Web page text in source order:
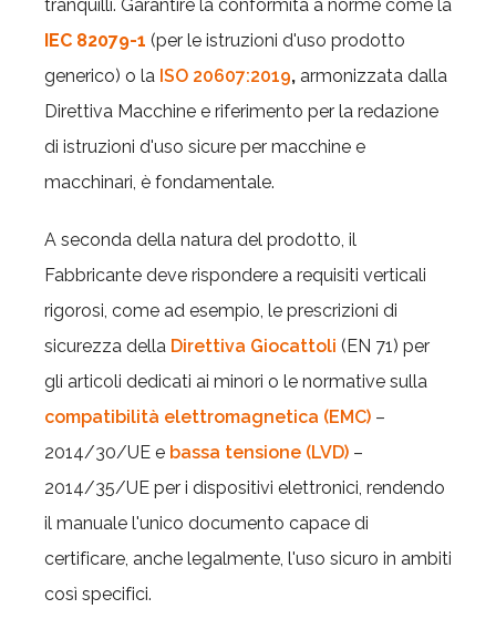
tranquilli. Garantire la conformità a norme come la
IEC 82079-1 (per le istruzioni d'uso prodotto
generico) o la ISO 20607:2019, armonizzata dalla
Direttiva Macchine e riferimento per la redazione
di istruzioni d'uso sicure per macchine e
macchinari, è fondamentale.
A seconda della natura del prodotto, il
Fabbricante deve rispondere a requisiti verticali
rigorosi, come ad esempio, le prescrizioni di
sicurezza della Direttiva Giocattoli (EN 71) per
gli articoli dedicati ai minori o le normative sulla
compatibilità elettromagnetica (EMC) –
2014/30/UE e bassa tensione (LVD) –
2014/35/UE per i dispositivi elettronici, rendendo
il manuale l'unico documento capace di
certificare, anche legalmente, l'uso sicuro in ambiti
così specifici.